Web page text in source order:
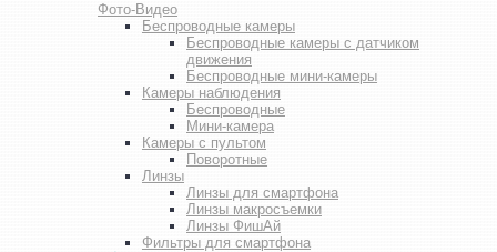
Фото-Видео
Беспроводные камеры
Беспроводные камеры с датчиком
движения
Беспроводные мини-камеры
Камеры наблюдения
Беспроводные
Мини-камера
Камеры с пультом
Поворотные
Линзы
Линзы для смартфона
Линзы макросъемки
Линзы ФишАй
Фильтры для смартфона